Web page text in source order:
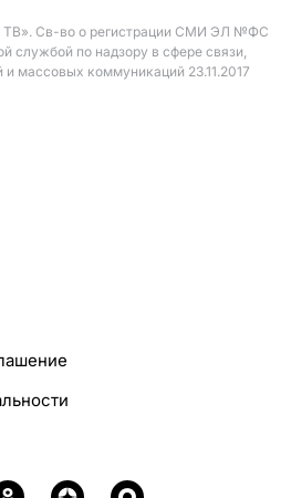
ТВ». Св-во о регистрации СМИ ЭЛ №ФС
службой по надзору в сфере связи,
массовых коммуникаций 23.11.2017